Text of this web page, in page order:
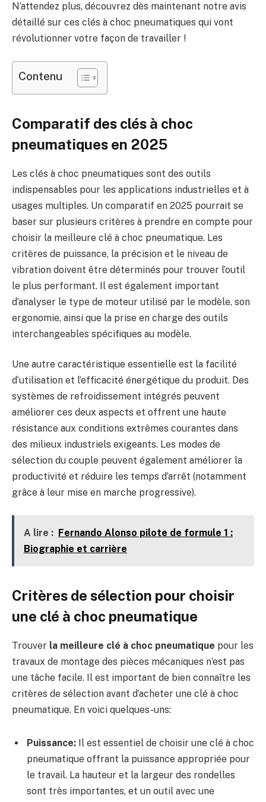
N’attendez plus, découvrez dès maintenant notre avis
détaillé sur ces clés à choc pneumatiques qui vont
révolutionner votre façon de travailler !
Contenu
Comparatif des clés à choc
pneumatiques en 2025
Les clés à choc pneumatiques sont des outils
indispensables pour les applications industrielles et à
usages multiples. Un comparatif en 2025 pourrait se
baser sur plusieurs critères à prendre en compte pour
choisir la meilleure clé à choc pneumatique. Les
critères de puissance, la précision et le niveau de
vibration doivent être déterminés pour trouver l’outil
le plus performant. Il est également important
d’analyser le type de moteur utilisé par le modèle, son
ergonomie, ainsi que la prise en charge des outils
interchangeables spécifiques au modèle.
Une autre caractéristique essentielle est la facilité
d’utilisation et l’efficacité énergétique du produit. Des
systèmes de refroidissement intégrés peuvent
améliorer ces deux aspects et offrent une haute
résistance aux conditions extrêmes courantes dans
des milieux industriels exigeants. Les modes de
sélection du couple peuvent également améliorer la
productivité et réduire les temps d’arrêt (notamment
grâce à leur mise en marche progressive).
A lire : Fernando Alonso pilote de formule 1 :
Biographie et carrière
Critères de sélection pour choisir
une clé à choc pneumatique
Trouver la meilleure clé à choc pneumatique pour les
travaux de montage des pièces mécaniques n’est pas
une tâche facile. Il est important de bien connaître les
critères de sélection avant d’acheter une clé à choc
pneumatique. En voici quelques-uns:
Puissance: Il est essentiel de choisir une clé à choc
pneumatique offrant la puissance appropriée pour
le travail. La hauteur et la largeur des rondelles
sont très importantes, et un outil avec une